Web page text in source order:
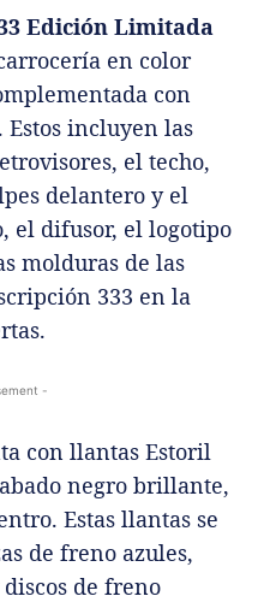
Edición Limitada
en color
con
incluyen las
el techo,
delantero y el
el difusor, el logotipo
molduras de las
333 en la
-
con llantas Estoril
negro brillante,
Estas llantas se
de freno azules,
de freno